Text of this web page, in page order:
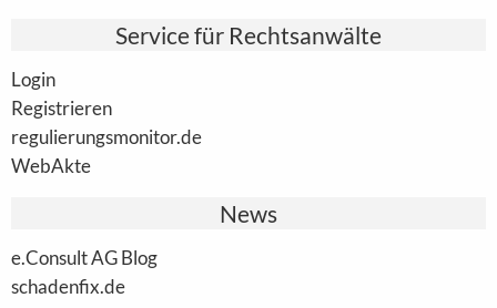
Service für Rechtsanwälte
Login
Registrieren
regulierungsmonitor.de
WebAkte
News
e.Consult AG Blog
schadenfix.de